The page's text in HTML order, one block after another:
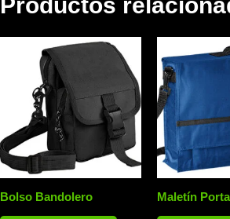
Bolso Bandolero Maletín